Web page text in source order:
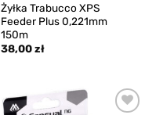
Żyłka Trabucco XPS
Feeder Plus 0,221mm
150m
38,00zł